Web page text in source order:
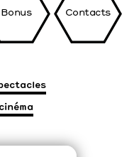
Bonus Contacts